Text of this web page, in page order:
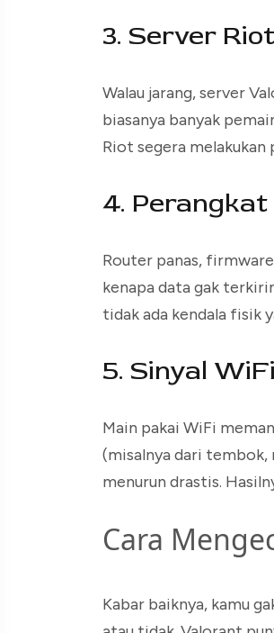
3. Server
Walau jarang, server
biasanya banyak
Riot segera melakukan
4.
Router panas,
kenapa data gak
tidak ada kendala fisik
5. Sinyal
Main pakai WiFi
(misalnya dari tembok,
menurun drastis.
Cara
Kabar baiknya, kamu